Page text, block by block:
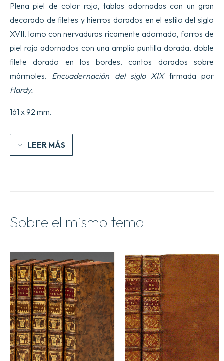
Plena piel de color rojo, tablas adornadas con un gran
decorado de filetes y hierros dorados en el estilo del siglo
XVII, lomo con nervaduras ricamente adornado, forros de
piel roja adornados con una amplia puntilla dorada, doble
filete dorado en los bordes, cantos dorados sobre
mármoles. Encuadernación del siglo XIXfirmada por
Hardy.
161 x 92 mm.
LEER MÁS
Sobre el mismo tema